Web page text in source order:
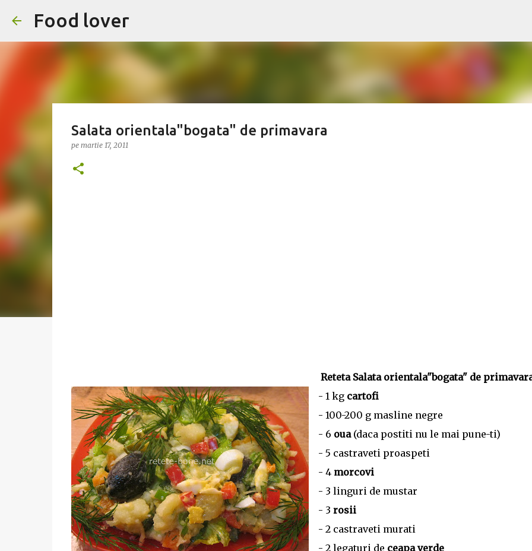
Food lover
Salata orientala"bogata" de primavara
pe martie 17, 2011
Reteta Salata orientala"bogata" de
- 1 kg cartofi
- 100-200 g masline negre
- 6 oua (daca postiti nu le mai pune-ti)
- 5 castraveti proaspeti
- 4 morcovi
- 3 linguri de mustar
- 3 rosii
- 2 castraveti murati
- 2 legaturi de ceapa verde